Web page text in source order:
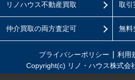
リノハウス不動産買取
仲介買取の両方査定可
取引
無料
プライバシーポリシー 利用
Copyright(c) リノ・ハウス株式会